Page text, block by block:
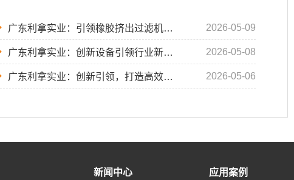
广东利拿实业：引领橡胶挤出过滤机、熔喷布挤出机和硅橡胶过滤挤出机的创新之路 2026-05-09
广东利拿实业：创新设备引领行业新趋势 2026-05-08
广东利拿实业：创新引领，打造高效挤出过滤解决方案 2026-05-06
新闻中心 应用案例